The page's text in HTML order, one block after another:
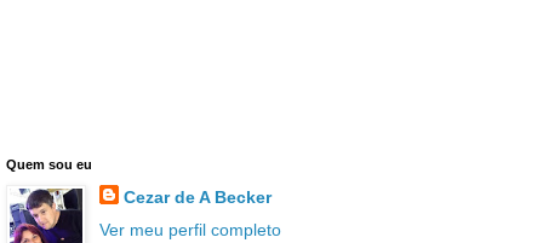
Quem sou eu
Cezar de A Becker
Ver meu perfil completo